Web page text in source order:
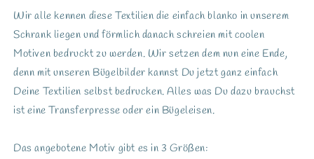
Wir alle kennen diese Textilien die einfach blanko in unserem
Schrank liegen und förmlich danach schreien mit coolen
Motiven bedruckt zu werden. Wir setzen dem nun eine Ende,
denn mit unseren Bügelbilder kannst Du jetzt ganz einfach
Deine Textilien selbst bedrucken. Alles was Du dazu brauchst
ist eine Transferpresse oder ein Bügeleisen.
Das angebotene Motiv gibt es in 3 Größen: